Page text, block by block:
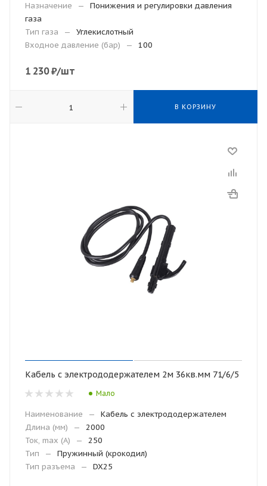
Назначение
—
Понижения и регулировки давления
газа
Тип газа
—
Углекислотный
Входное давление (бар)
— 100
1 230₽/шт
В КОРЗИНУ
Кабель с электрододержателем 2м 36кв.мм 71/6/5
Мало
Наименование —
Кабель с электрододержателем
Длина (мм)
—
2000
Ток, max (А)
—
250
Тип
—
Пружинный (крокодил)
Тип разъема
— DX25